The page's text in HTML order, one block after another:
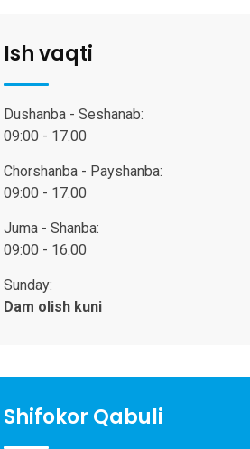
Ish vaqti
Dushanba - Seshanab:
09:00 - 17.00
Chorshanba - Payshanba:
09:00 - 17.00
Juma - Shanba:
09:00 - 16.00
Sunday:
Dam olish kuni
Shifokor Qabuli